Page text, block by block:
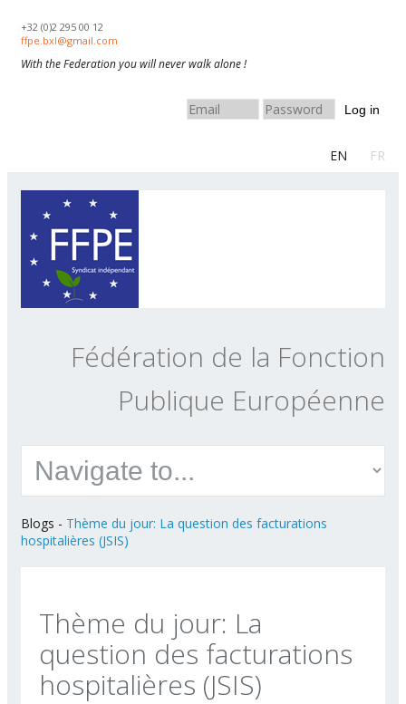
+32 (0)2 295 00 12
ffpe.bxl@gmail.com
With the Federation you will never walk alone !
Log in
EN FR
Fédération de la Fonction
Publique Européenne
Blogs - Thème du jour: La question des facturations
hospitalières (JSIS)
Thème du jour: La
question des facturations
hospitalières (JSIS)